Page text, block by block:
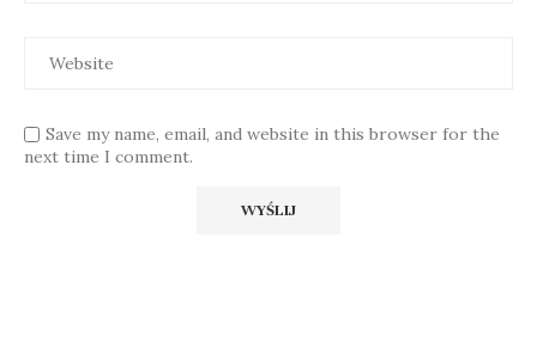
Save my name, email, and website in this browser for the
next time I comment.